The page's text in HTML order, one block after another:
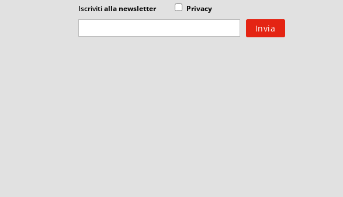
Iscrivitialla newsletter Privacy